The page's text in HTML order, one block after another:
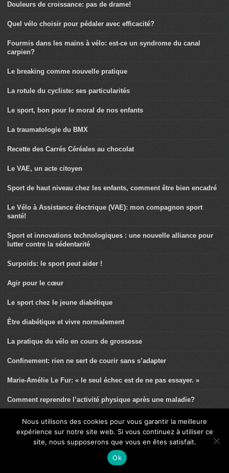
Douleurs de croissance: pas de drame!
Quel vélo choisir pour pédaler avec efficacité?
Fourmis dans les mains à vélo: est-ce un syndrome du canal
carpien?
Le breaking comme nouvelle pratique
La rotule du cycliste: ses particularités
Le sport, bon pour le moral de nos enfants
La traumatologie du BMX
Recette des Carrés Céréales au chocolat
Le VAE, un acte citoyen
Sport de haut niveau chez les enfants, comment être bien encadré
Le Vélo à Assistance électrique (VAE): mon compagnon sport
santé!
Sport et innovations technologiques : une nouvelle alliance pour
lutter contre la sédentarité
Surpoids: le sport peut aider !
Agir pour le cœur
Le sport chez le jeune diabétique
Être diabétique et vivre normalement
La pratique du vélo en cours de grossesse
Confinement: rien ne sert de courir sans s’adapter
Marie-Amélie Le Fur: « le seul échec est de ne pas essayer. »
Comment reprendre l’activité physique après une maladie?
Le renforcement musculaire « Cloclo »
L’entraînement croisé et ses bienfaits
Sport et asthme chez les jeunes: un duo gagnant!
Nous utilisons des cookies pour vous garantir la meilleure
expérience sur notre site web. Si vous continuez à utiliser ce
site, nous supposerons que vous en êtes satisfait.
Ok